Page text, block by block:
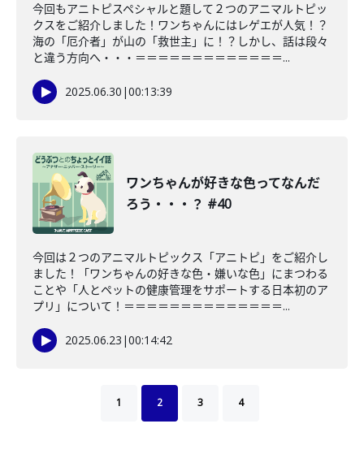
今回もアニトピスペシャルと題して２つのアニマルトピッ
クスをご紹介しました！ワンちゃんにはレゲエが人気！？
海の「厄介者」が山の「救世主」に！？しかし、話は段々
と違う方向へ・・・＝＝＝＝＝＝＝＝＝＝＝＝＝...
2025.06.30 |00:13:39
ワンちゃんが好きな色ってなんだ
ろう・・・？ #40
今回は２つのアニマルトピックス「アニトピ」をご紹介し
ました！「ワンちゃんの好きな色・嫌いな色」にまつわる
ことや「人とペットの健康管理をサポートする日本初のア
プリ」について！＝＝＝＝＝＝＝＝＝＝＝＝＝＝...
2025.06.23 |00:14:42
1 2 3 4